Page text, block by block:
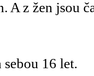
z žen jsou
sebou 16 let.